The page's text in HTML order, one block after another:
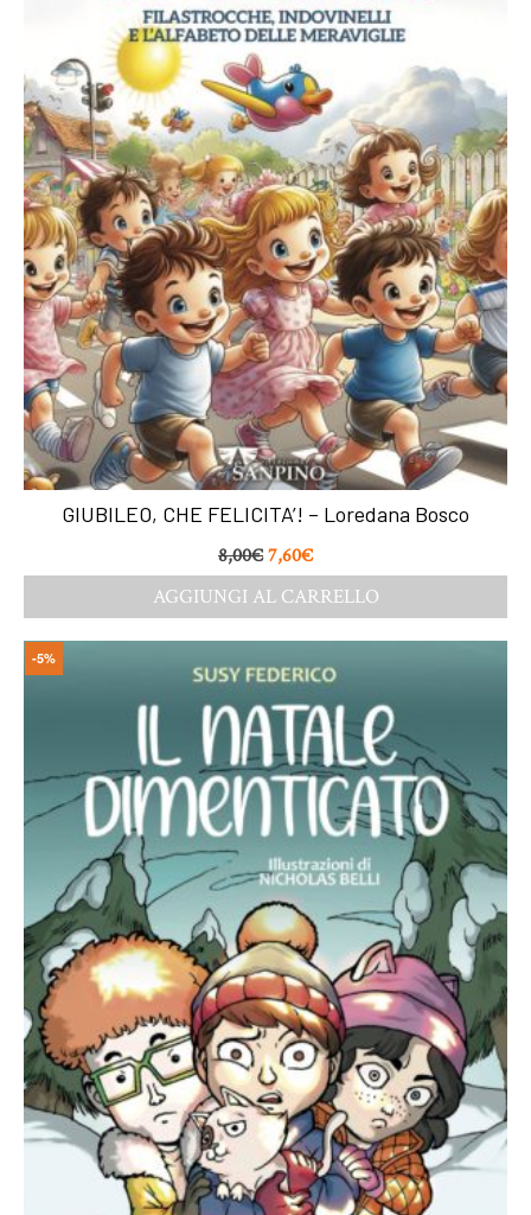
GIUBILEO, CHE FELICITA’! – Loredana Bosco
8,00€7,60€
AGGIUNGI AL CARRELLO
-5%